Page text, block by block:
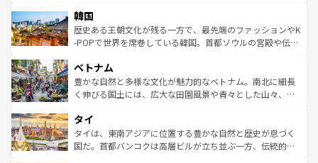
ワイを、存分に味わってほしい。 なお、新着のハワイ情報
はコンテンツ一覧を参照してほしい。
いる。アクティビティも充実しており、サーフィンやダイ
ビング、ハイキングなど、アウトドア好きにはたまらな
い。オーストラリアの多彩な魅力を存分に味わいつくそ
参照してほしい。
ン）、静ひつな山岳地帯である台湾東部など、都市の喧騒
と山間の静けさが共存しており、訪れる人に新しい発見と
驚きをもたらしてくれる。また、奥深い台湾の食文化も魅
容にもいいと評判のスイーツなど、バラエティ豊かな料理
が味わえる。 なお、新着の台湾情報は コンテンツ一覧を参
照してほしい。
韓国
歴史ある王朝文化が残る一方で、最先端のファッションやK
-POPで世界を席巻している韓国。首都ソウルの宮殿や伝統
き、地方に足を延ばせば四季折々の自然美を楽しむことが
できる。そして、キムチや焼肉、絶品のストリートフード
まで、さまざまな韓国料理が待っている。夜には、韓国な
リティに包まれながら、韓国の多彩な魅力を心ゆくまで味
わってみてほしい。 なお、新着の韓国情報はコンテンツ一
覧を参照してほしい。
ベトナム
豊かな自然と多様な文化が魅力的なベトナム。南北に細長
く伸びる国土には、広大な田園風景や青々とした山々、世
急速な発展と共に伝統が息づく。ハノイの古い町並みやホ
ーチミン市のフランス統治時代の建物も、独特の雰囲気を
醸し出している。また、バラエティの豊かさとおいしさで
タイ
タイは、東南アジアに位置する豊かな自然と歴史が息づく
国だ。首都バンコクは高層ビルが立ち並ぶ一方、伝統的な